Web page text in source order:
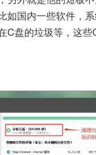
如国内一些软件，
C盘的垃圾等，这